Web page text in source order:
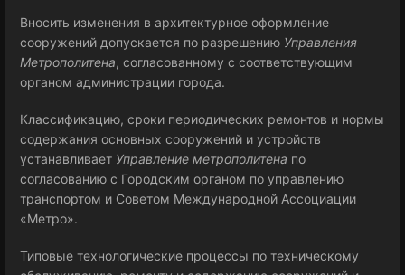
Вносить изменения в архитектурное оформление
сооружений допускается по разрешению Управления
Метрополитена, согласованному с соответствующим
органом администрации города.
Классификацию, сроки периодических ремонтов и нормы
содержания основных сооружений и устройств
устанавливает Управление метрополитена по
согласованию с Городским органом по управлению
транспортом и Советом Международной Ассоциации
«Метро».
Типовые технологические процессы по техническому